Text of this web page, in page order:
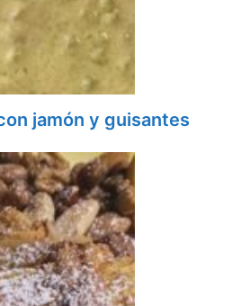
jamón y guisantes